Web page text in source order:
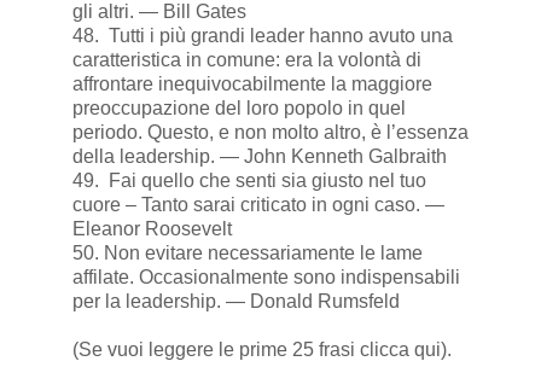
gli altri. — Bill Gates
48. Tutti i più grandi leader hanno avuto una
caratteristica in comune: era la volontà di
affrontare inequivocabilmente la maggiore
preoccupazione del loro popolo in quel
periodo. Questo, e non molto altro, è l’essenza
della leadership. — John Kenneth Galbraith
49. Fai quello che senti sia giusto nel tuo
cuore – Tanto sarai criticato in ogni caso. —
Eleanor Roosevelt
50. Non evitare necessariamente le lame
affilate. Occasionalmente sono indispensabili
per la leadership. — Donald Rumsfeld
(Se vuoi leggere le prime 25 frasi clicca qui).